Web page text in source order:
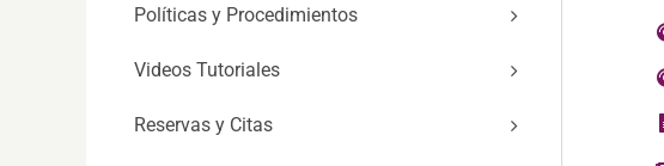
Políticas y Procedimientos
Videos Tutoriales
Reservas y Citas